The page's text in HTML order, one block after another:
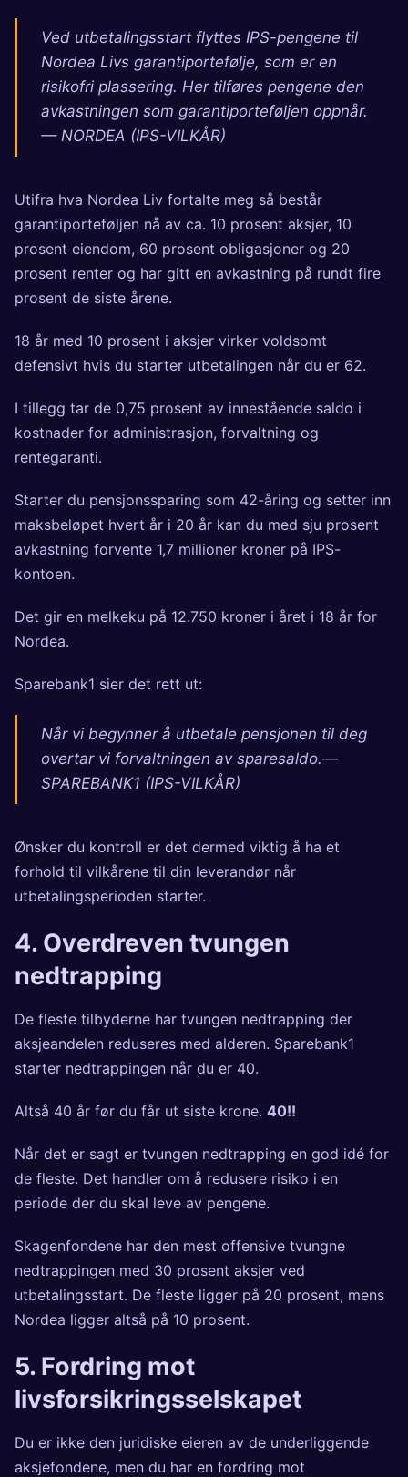
Ved utbetalingsstart flyttes IPS-pengene til
Nordea Livs garantiportefølje, som er en
risikofri plassering. Her tilføres pengene den
avkastningen som garantiporteføljen oppnår.
— NORDEA (IPS-VILKÅR)
Utifra hva Nordea Liv fortalte meg så består
garantiporteføljen nå av ca. 10 prosent aksjer, 10
prosent eiendom, 60 prosent obligasjoner og 20
prosent renter og har gitt en avkastning på rundt fire
prosent de siste årene.
18 år med 10 prosent i aksjer virker voldsomt
defensivt hvis du starter utbetalingen når du er 62.
I tillegg tar de 0,75 prosent av innestående saldo i
kostnader for administrasjon, forvaltning og
rentegaranti.
Starter du pensjonssparing som 42-åring og setter inn
maksbeløpet hvert år i 20 år kan du med sju prosent
avkastning forvente 1,7 millioner kroner på IPS-
kontoen.
Det gir en melkeku på 12.750 kroner i året i 18 år for
Nordea.
Sparebank1 sier det rett ut:
Når vi begynner å utbetale pensjonen til deg
overtar vi forvaltningen av sparesaldo.—
SPAREBANK1 (IPS-VILKÅR)
Ønsker du kontroll er det dermed viktig å ha et
forhold til vilkårene til din leverandør når
utbetalingsperioden starter.
4. Overdreven tvungen
nedtrapping
De fleste tilbyderne har tvungen nedtrapping der
aksjeandelen reduseres med alderen. Sparebank1
starter nedtrappingen når du er 40.
Altså 40 år før du får ut siste krone. 40!!
Når det er sagt er tvungen nedtrapping en god idé for
de fleste. Det handler om å redusere risiko i en
periode der du skal leve av pengene.
Skagenfondene har den mest offensive tvungne
nedtrappingen med 30 prosent aksjer ved
utbetalingsstart. De fleste ligger på 20 prosent, mens
Nordea ligger altså på 10 prosent.
5. Fordring mot
livsforsikringsselskapet
Du er ikke den juridiske eieren av de underliggende
aksjefondene, men du har en fordring mot